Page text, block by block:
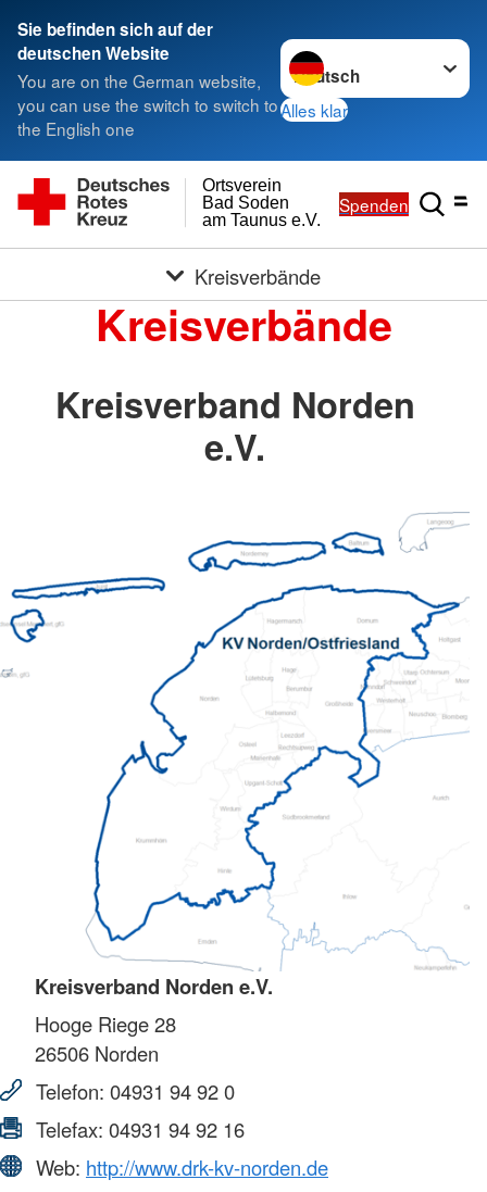
Sie befinden sich auf der
deutschen Website
You are on the German website,
you can use the switch to switch to
the English one
Sprache wechseln zu
Alles klar
am Taunus e.V.
Bad Soden
Ortsverein
Spenden
Kreisverbände
Kreisverbände
Kreisverband Norden
e.V.
Kreisverband Norden e.V.
Hooge Riege 28
26506 Norden
Telefon: 04931 94 92 0
Telefax: 04931 94 92 16
Web: http://www.drk-kv-norden.de